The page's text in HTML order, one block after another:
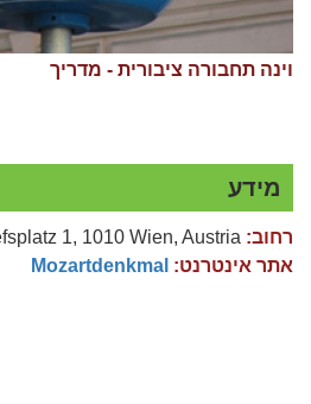
וינה תחבורה ציבורית - מדריך
מידע
רחוב:
אתר אינטרנט: Mozartdenkmal